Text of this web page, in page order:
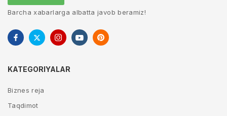
Barcha xabarlarga albatta javob beramiz!
KATEGORIYALAR
Biznes reja
Taqdimot